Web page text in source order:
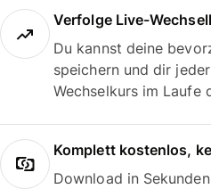
Verfolge Live-
Du kannst deine
speichern und dir
Wechselkurs im Laufe
Komplett kostenlos,
Download in